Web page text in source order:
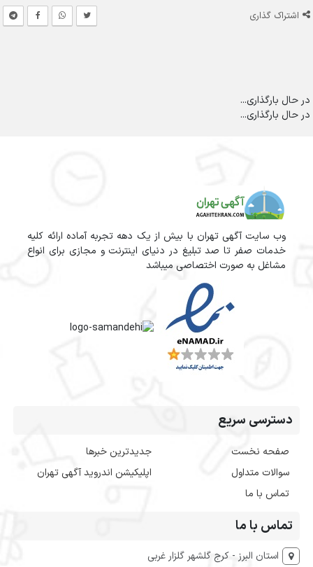
اشتراک گذاری
در حال بارگذاری...
در حال بارگذاری...
وب سایت آگهی تهران با بیش از یک دهه تجربه آماده ارائه کلیه
خدمات صفر تا صد تبلیغ در دنیای اینترنت و مجازی برای انواع
مشاغل به صورت اختصاصی میباشد
دسترسی سریع
صفحه نخست
سوالات متداول
تماس با ما
جدیدترین خبرها
اپلیکیشن اندروید آگهی تهران
تماس با ما
استان البرز - کرج گلشهر گلزار غربی